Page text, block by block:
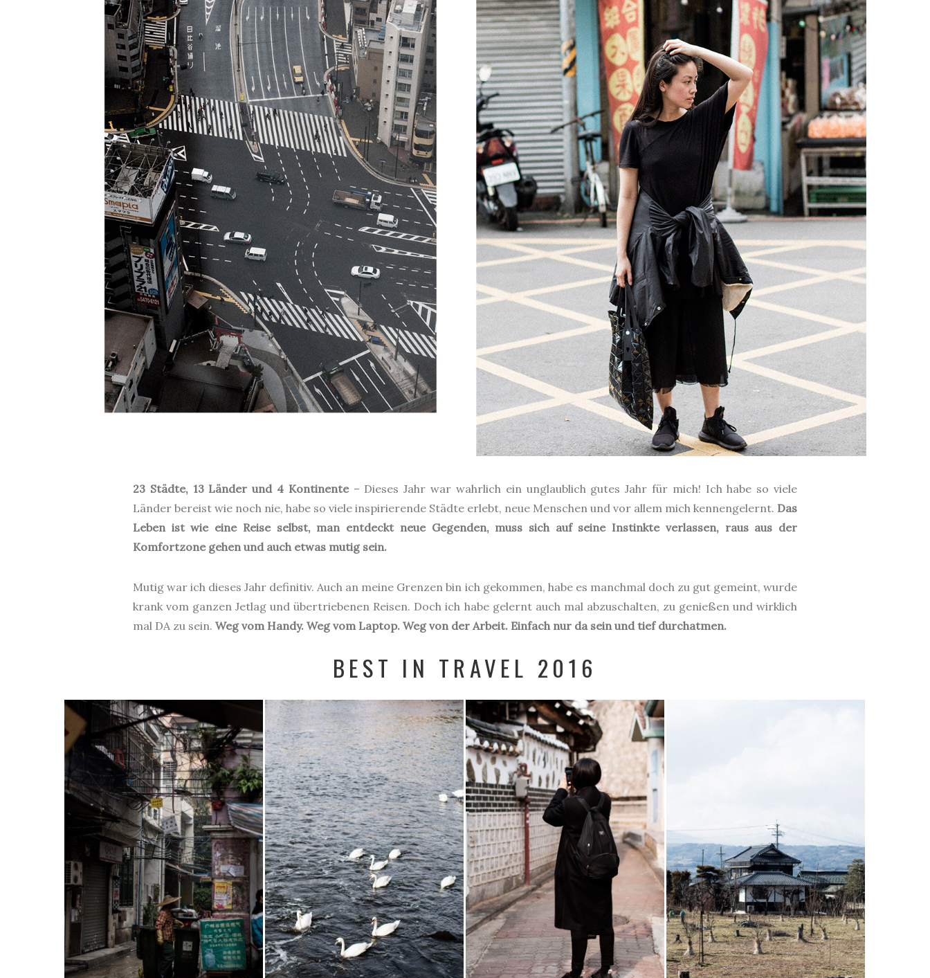
23 Städte, 13 Länder und 4 Kontinente– Dieses Jahr war wahrlich ein unglaublich gutes Jahr für mich! Ich habe so viele
Länder bereist wie noch nie, habe so viele inspirierende Städte erlebt, neue Menschen und vor allem mich kennengelernt. Das
Leben ist wie eine Reise selbst, man entdeckt neue Gegenden, muss sich auf seine Instinkte verlassen, raus aus der
Komfortzone gehen und auch etwas mutig sein.
Mutig war ich dieses Jahr definitiv. Auch an meine Grenzen bin ich gekommen, habe es manchmal doch zu gut gemeint, wurde
krank vom ganzen Jetlag und übertriebenen Reisen. Doch ich habe gelernt auch mal abzuschalten, zu genießen und wirklich
mal DA zu sein. Weg vom Handy. Weg vom Laptop. Weg von der Arbeit. Einfach nur da sein und tief durchatmen.
BEST IN TRAVEL 2016